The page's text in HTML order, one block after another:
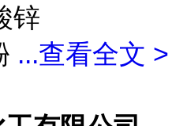
锌
...查看全文 >